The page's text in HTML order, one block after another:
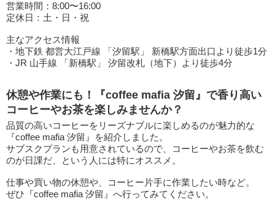
営業時間：8:00〜16:00
定休日：土・日・祝
主なアクセス情報
・地下鉄 都営大江戸線 「汐留駅」 新橋駅方面出口より徒歩1分
・JR 山手線 「新橋駅」 汐留改札（地下）より徒歩4分
休憩や作業にも！『coffee mafia 汐留』で香り高い
コーヒーやお茶を楽しみませんか？
品質の高いコーヒーをリーズナブルに楽しめるのが魅力的な
『coffee mafia 汐留』を紹介しました。
サブスクプランも用意されているので、コーヒーやお茶を飲む
のが日課だ、という人には特にオススメ。
仕事や買い物の休憩や、コーヒー片手に作業したい時など。
ぜひ『coffee mafia 汐留』へ行ってみてください。